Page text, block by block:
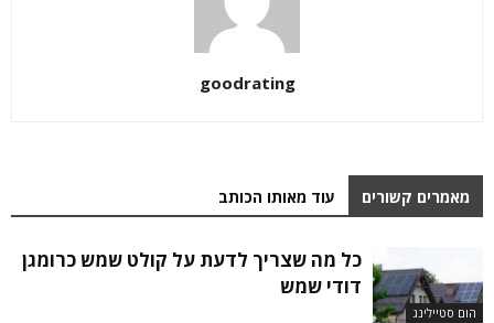
goodrating
מאמרים קשורים עוד מאותו הכותב
הום סטיילינג
כל מה שצריך לדעת על קולט שמש כרומגן
דודי שמש